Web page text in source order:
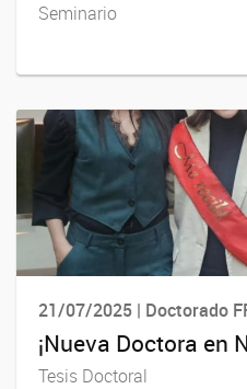
Seminario
21/07/2025 | Doctorado
¡Nueva Doctora en
Tesis Doctoral